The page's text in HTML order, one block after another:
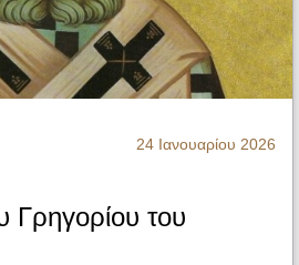
24 Ιανουαρίου 2026
Γρηγορίου του